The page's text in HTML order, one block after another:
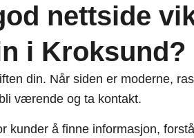
nettside
i Kroksund?
din. Når siden er moderne,
værende og ta kontakt.
kunder å finne informasjon,